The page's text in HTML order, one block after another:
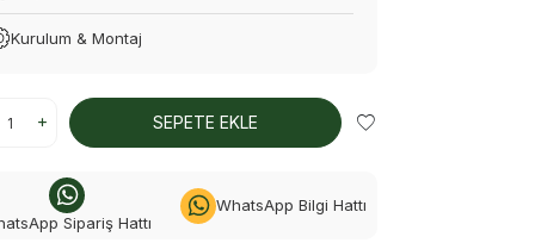
Kurulum & Montaj
SEPETE EKLE
Sipariş Hattı
WhatsApp Bilgi Hattı